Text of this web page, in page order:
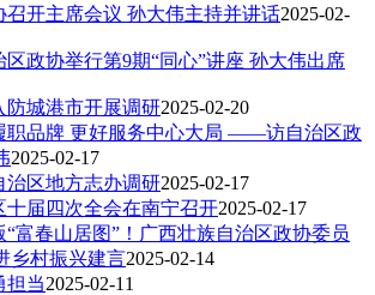
召开主席会议 孙大伟主持并讲话2025-02-
区政协举行第9期“同心”讲座 孙大伟出席
防城港市开展调研2025-02-20
职品牌 更好服务中心大局 ——访自治区政
2025-02-17
治区地方志办调研2025-02-17
十届四次全会在南宁召开2025-02-17
“富春山居图”！广西壮族自治区政协委员
乡村振兴建言2025-02-14
担当2025-02-11